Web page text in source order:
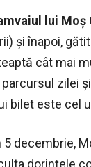
lui Moș
și înapoi,
cât mai
zilei
bilet este cel
5 decembrie,
dorințele